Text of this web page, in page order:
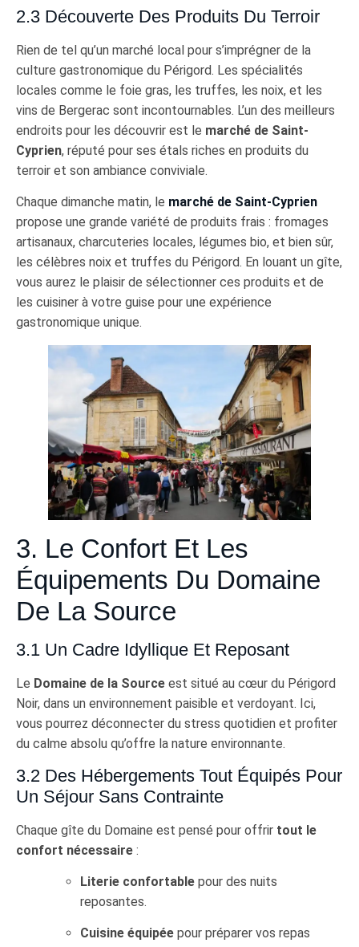
2.3 Découverte Des Produits Du Terroir
Rien de tel qu’un marché local pour s’imprégner de la
culture gastronomique du Périgord. Les spécialités
locales comme le foie gras, les truffes, les noix, et les
vins de Bergerac sont incontournables. L’un des meilleurs
endroits pour les découvrir est le marché de Saint-
Cyprien, réputé pour ses étals riches en produits du
terroir et son ambiance conviviale.
Chaque dimanche matin, le marché de Saint-Cyprien
propose une grande variété de produits frais : fromages
artisanaux, charcuteries locales, légumes bio, et bien sûr,
les célèbres noix et truffes du Périgord. En louant un gîte,
vous aurez le plaisir de sélectionner ces produits et de
les cuisiner à votre guise pour une expérience
gastronomique unique.
3. Le Confort Et Les
Équipements Du Domaine
De La Source
3.1 Un Cadre Idyllique Et Reposant
Le Domaine de la Source est situé au cœur du Périgord
Noir, dans un environnement paisible et verdoyant. Ici,
vous pourrez déconnecter du stress quotidien et profiter
du calme absolu qu’offre la nature environnante.
3.2 Des Hébergements Tout Équipés Pour
Un Séjour Sans Contrainte
Chaque gîte du Domaine est pensé pour offrir tout le
confort nécessaire :
Literie confortable pour des nuits
reposantes.
Cuisine équipée pour préparer vos repas